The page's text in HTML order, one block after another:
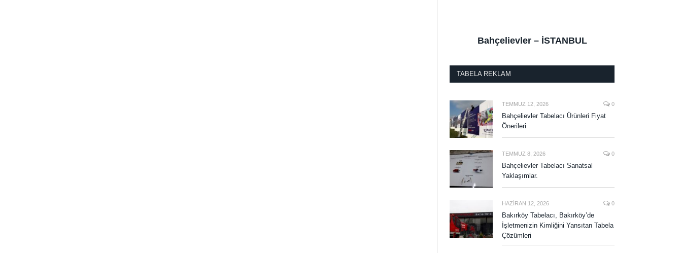
Bahçelievler – İSTANBUL
TABELA REKLAM
TEMMUZ 12, 2026 0
Bahçelievler Tabelacı Ürünleri Fiyat
Önerileri
TEMMUZ 8, 2026 0
Bahçelievler Tabelacı Sanatsal
Yaklaşımlar.
HAZIRAN 12, 2026 0
Bakırköy Tabelacı, Bakırköy’de
İşletmenizin Kimliğini Yansıtan Tabela
Çözümleri